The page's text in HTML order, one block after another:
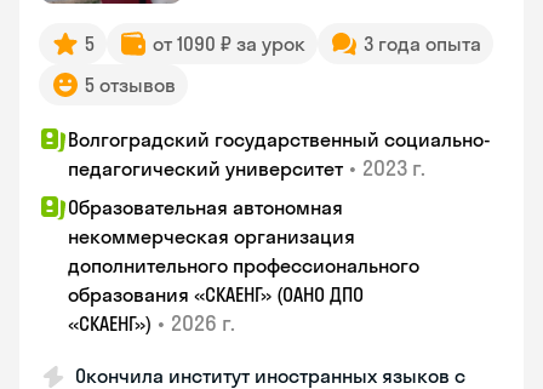
5 от 1090 ₽ за урок
3 года опыта
5 отзывов
Волгоградский государственный социально-
педагогический университет • 2023 г.
Образовательная автономная
некоммерческая организация
дополнительного профессионального
образования «СКАЕНГ» (ОАНО ДПО
«СКАЕНГ») • 2026 г.
Окончила институт иностранных языков с